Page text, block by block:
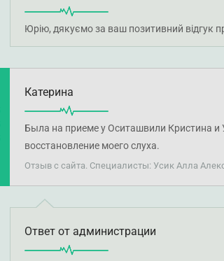
Юрію, дякуємо за ваш позитивний відгук
Катерина
Была на приеме у Оситашвили Кристина
восстановление моего слуха.
Отзыв с сайта. Специалисты: Усик Алла
Ответ от администрации